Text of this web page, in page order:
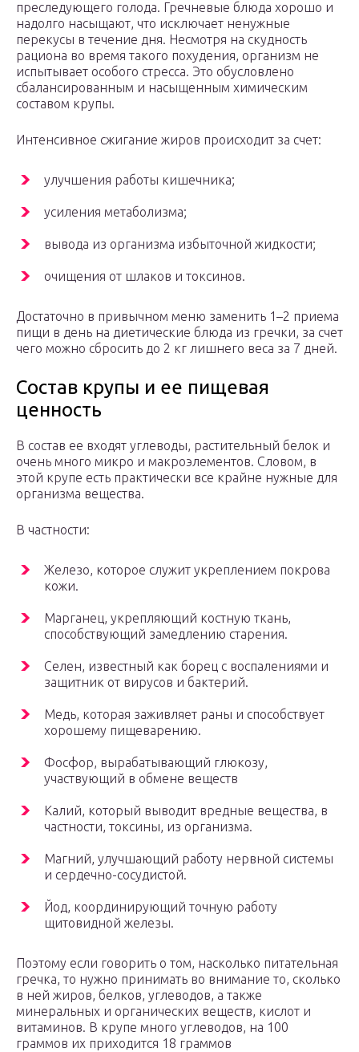
преследующего голода. Гречневые блюда хорошо и
надолго насыщают, что исключает ненужные
перекусы в течение дня. Несмотря на скудность
рациона во время такого похудения, организм не
испытывает особого стресса. Это обусловлено
сбалансированным и насыщенным химическим
составом крупы.
Интенсивное сжигание жиров происходит за счет:
улучшения работы кишечника;
усиления метаболизма;
вывода из организма избыточной жидкости;
очищения от шлаков и токсинов.
Достаточно в привычном меню заменить 1–2 приема
пищи в день на диетические блюда из гречки, за счет
чего можно сбросить до 2 кг лишнего веса за 7 дней.
Состав крупы и ее пищевая
ценность
В состав ее входят углеводы, растительный белок и
очень много микро и макроэлементов. Словом, в
этой крупе есть практически все крайне нужные для
организма вещества.
В частности:
Железо, которое служит укреплением покрова
кожи.
Марганец, укрепляющий костную ткань,
способствующий замедлению старения.
Селен, известный как борец с воспалениями и
защитник от вирусов и бактерий.
Медь, которая заживляет раны и способствует
хорошему пищеварению.
Фосфор, вырабатывающий глюкозу,
участвующий в обмене веществ
Калий, который выводит вредные вещества, в
частности, токсины, из организма.
Магний, улучшающий работу нервной системы
и сердечно-сосудистой.
Йод, координирующий точную работу
щитовидной железы.
Поэтому если говорить о том, насколько питательная
гречка, то нужно принимать во внимание то, сколько
в ней жиров, белков, углеводов, а также
минеральных и органических веществ, кислот и
витаминов. В крупе много углеводов, на 100
граммов их приходится 18 граммов